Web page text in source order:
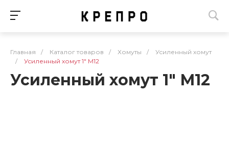
Главная / Каталог товаров / Хомуты /
Усиленный хомут
/
Усиленный хомут 1" М12
Усиленный хомут 1" М12